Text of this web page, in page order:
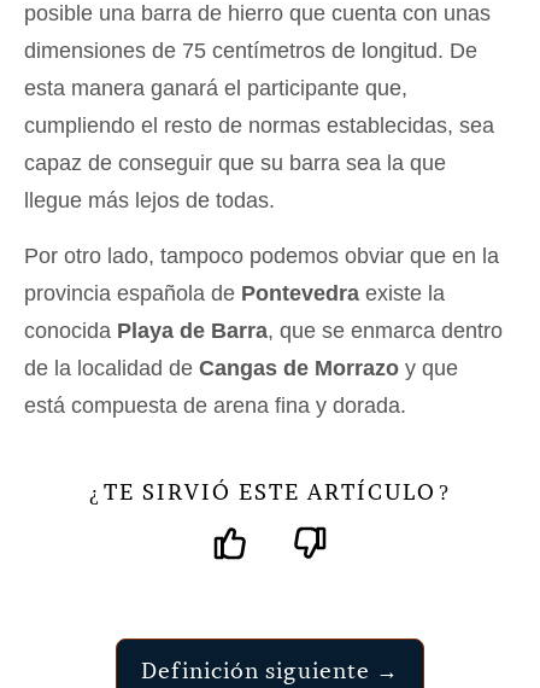
posible una barra de hierro que cuenta con unas
dimensiones de 75 centímetros de longitud. De
esta manera ganará el participante que,
cumpliendo el resto de normas establecidas, sea
capaz de conseguir que su barra sea la que
llegue más lejos de todas.
Por otro lado, tampoco podemos obviar que en la
provincia española de Pontevedra existe la
conocida Playa de Barra, que se enmarca dentro
de la localidad de Cangas de Morrazo y que
está compuesta de arena fina y dorada.
¿ TE SIRVIÓ ESTE ARTÍCULO ?
Definición siguiente →